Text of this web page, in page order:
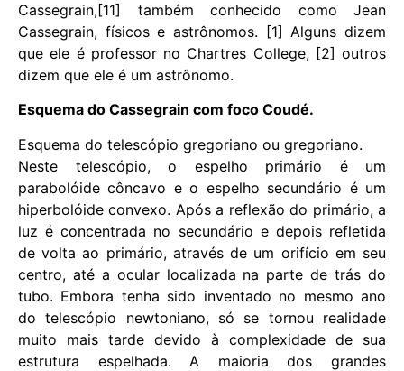
Cassegrain,[11] também conhecido como Jean
Cassegrain, físicos e astrônomos. [1] Alguns dizem
que ele é professor no Chartres College, [2] outros
dizem que ele é um astrônomo.
Esquema do Cassegrain com foco Coudé.
Esquema do telescópio gregoriano ou gregoriano.
Neste telescópio, o espelho primário é um
parabolóide côncavo e o espelho secundário é um
hiperbolóide convexo. Após a reflexão do primário, a
luz é concentrada no secundário e depois refletida
de volta ao primário, através de um orifício em seu
centro, até a ocular localizada na parte de trás do
tubo. Embora tenha sido inventado no mesmo ano
do telescópio newtoniano, só se tornou realidade
muito mais tarde devido à complexidade de sua
estrutura espelhada. A maioria dos grandes